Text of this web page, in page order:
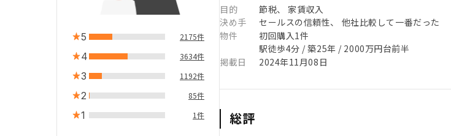
5 2175件
4 3634件
3 1192件
2 85件
1 1件
目的
節税、 家賃収入
決め手
セールスの信頼性、 他社比較して一番だった
物件
初回購入1件
駅徒歩4分 / 築25年 / 2000万円台前半
掲載日
2024年11月08日
総評